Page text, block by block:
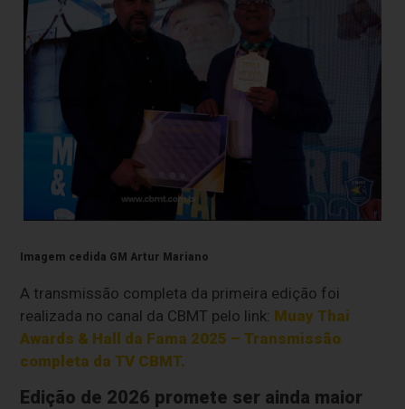
Imagem cedida GM Artur Mariano
A transmissão completa da primeira edição foi
realizada no canal da CBMT pelo link: Muay Thai
Awards & Hall da Fama 2025 – Transmissão
completa da TV CBMT.
Edição de 2026 promete ser ainda maior